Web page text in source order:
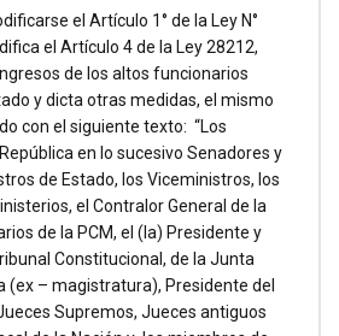
el Artículo 1° de la Ley N°
el Artículo 4 de la Ley 28212,
de los altos funcionarios
y dicta otras medidas, el mismo
con el siguiente texto: “Los
en lo sucesivo Senadores y
de Estado, los Viceministros, los
el Contralor General de la
de la PCM, el (la) Presidente y
Constitucional, de la Junta
(ex – magistratura), Presidente del
Supremos, Jueces antiguos